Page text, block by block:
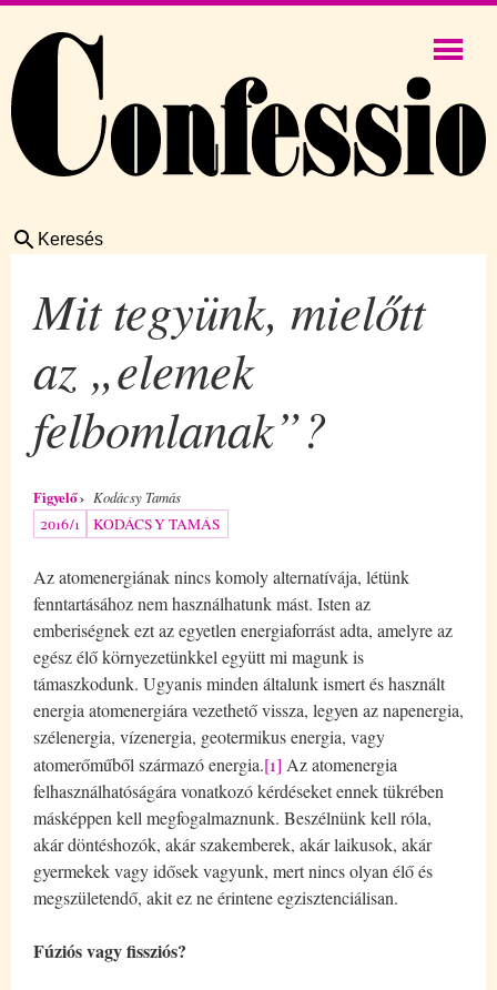
Keresés
Mit tegyünk, mielőtt
az „elemek
felbomlanak”?
Figyelő Kodácsy Tamás
2016/1 KODÁCSY TAMÁS
Az atomenergiának nincs komoly alternatívája, létünk
fenntartásához nem használhatunk mást. Isten az
emberiségnek ezt az egyetlen energiaforrást adta, amelyre az
egész élő környezetünkkel együtt mi magunk is
támaszkodunk. Ugyanis minden általunk ismert és használt
energia atomenergiára vezethető vissza, legyen az napenergia,
szélenergia, vízenergia, geotermikus energia, vagy
atomerőműből származó energia.[1] Az atomenergia
felhasználhatóságára vonatkozó kérdéseket ennek tükrében
másképpen kell megfogalmaznunk. Beszélnünk kell róla,
akár döntéshozók, akár szakemberek, akár laikusok, akár
gyermekek vagy idősek vagyunk, mert nincs olyan élő és
megszületendő, akit ez ne érintene egzisztenciálisan.
Fúziós vagy fissziós?